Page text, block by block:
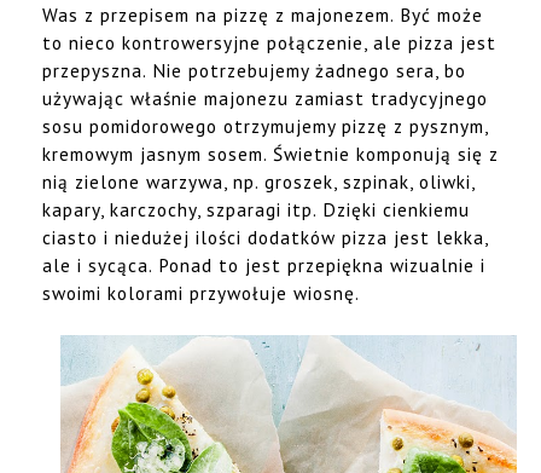
Was z przepisem na pizzę z majonezem. Być może
to nieco kontrowersyjne połączenie, ale pizza jest
przepyszna. Nie potrzebujemy żadnego sera, bo
używając właśnie majonezu zamiast tradycyjnego
sosu pomidorowego otrzymujemy pizzę z pysznym,
kremowym jasnym sosem. Świetnie komponują się z
nią zielone warzywa, np. groszek, szpinak, oliwki,
kapary, karczochy, szparagi itp. Dzięki cienkiemu
ciasto i niedużej ilości dodatków pizza jest lekka,
ale i sycąca. Ponad to jest przepiękna wizualnie i
swoimi kolorami przywołuje wiosnę.